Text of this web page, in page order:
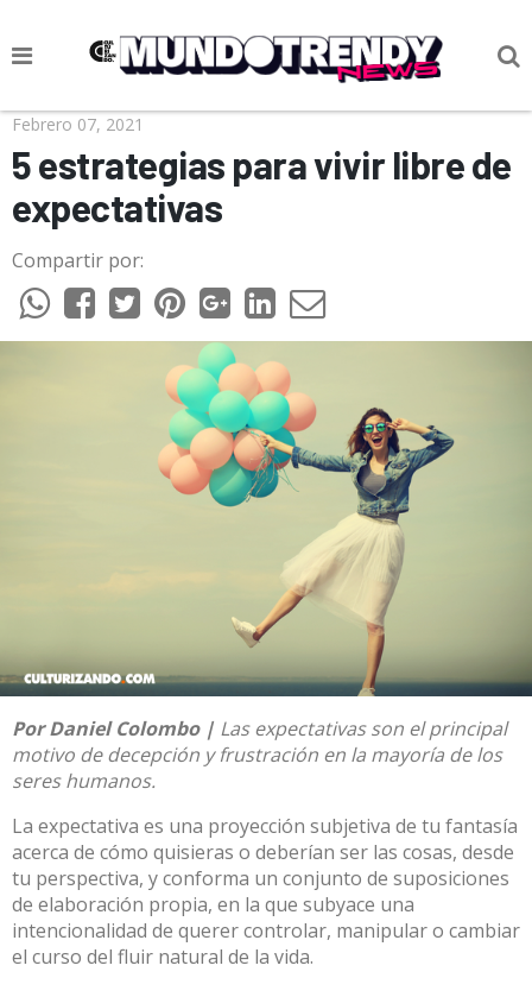
NOTICIAS
CULTURA POP
CIENCIA Y TECNOLOGÍA
VIDA
SOCIEDAD
CULTURIZANDO.COM
Febrero 07, 2021
5 estrategias para vivir libre de
expectativas
Compartir por:
PorDaniel Colombo| Las expectativas son el principal
motivo de decepción y frustración en la mayoría de los
seres humanos.
La expectativa es una proyección subjetiva de tu fantasía
acerca de cómo quisieras o deberían ser las cosas, desde
tu perspectiva, y conforma un conjunto de suposiciones
de elaboración propia, en la que subyace una
intencionalidad de querer controlar, manipular o cambiar
el curso del fluir natural de la vida.